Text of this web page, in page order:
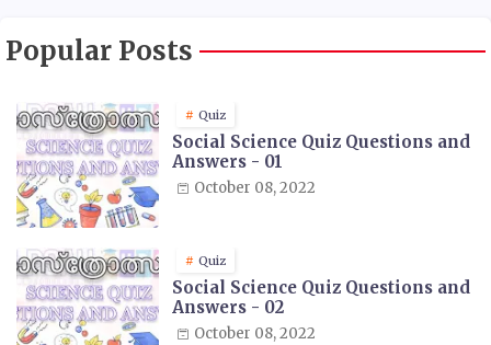
Popular Posts
Quiz
Social Science Quiz Questions and
Answers - 01
October 08, 2022
Quiz
Social Science Quiz Questions and
Answers - 02
October 08, 2022